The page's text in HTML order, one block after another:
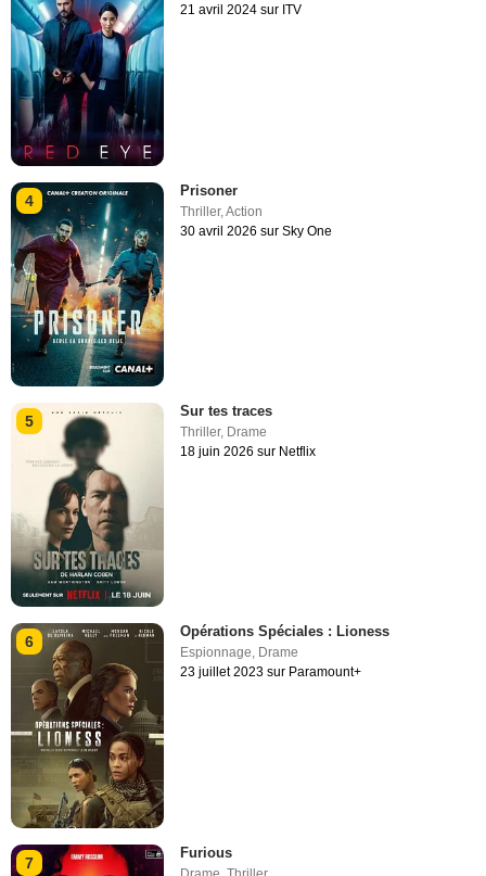
21 avril 2024 sur ITV
4
Prisoner
Thriller,Action
30 avril 2026 sur Sky One
5
Sur tes traces
Thriller, Drame
18 juin 2026 sur Netflix
6
Opérations Spéciales : Lioness
Espionnage, Drame
23 juillet 2023 sur Paramount+
7
Furious